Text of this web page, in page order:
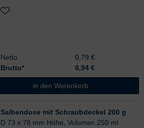
Netto
0,79 €
Brutto*
0,94 €
Salbendose mit Schraubdeckel
in den Warenkorb
Salbendose mit Schraubdeckel 200 g
D 73 x 78 mm Höhe, Volumen 250 ml